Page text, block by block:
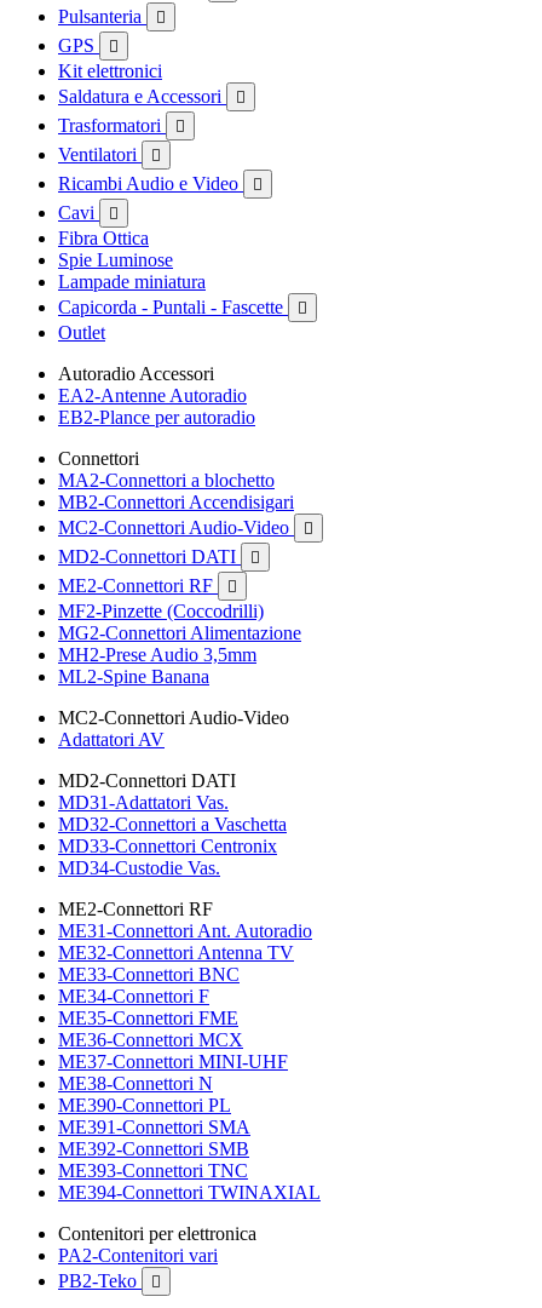
Pulsanteria 
GPS 
Kit elettronici
Saldatura e Accessori

Trasformatori 
Ventilatori 
Ricambi Audio e Video 
Cavi 
Fibra Ottica
Spie Luminose
Lampade miniatura
Capicorda - Puntali - Fascette

Outlet
Autoradio Accessori
EA2-Antenne Autoradio
EB2-Plance per autoradio
Connettori
MA2-Connettori a blochetto
MB2-Connettori Accendisigari
MC2-Connettori Audio-Video

MD2-Connettori DATI 
ME2-Connettori RF 
MF2-Pinzette (Coccodrilli)
MG2-Connettori Alimentazione
MH2-Prese Audio 3,5mm
ML2-Spine Banana
MC2-Connettori Audio-Video
Adattatori AV
MD2-Connettori DATI
MD31-Adattatori Vas.
MD32-Connettori a Vaschetta
MD33-Connettori Centronix
MD34-Custodie Vas.
ME2-Connettori RF
ME31-Connettori Ant. Autoradio
ME32-Connettori Antenna TV
ME33-Connettori BNC
ME34-Connettori F
ME35-Connettori FME
ME36-Connettori MCX
ME37-Connettori MINI-UHF
ME38-Connettori N
ME390-Connettori PL
ME391-Connettori SMA
ME392-Connettori SMB
ME393-Connettori TNC
ME394-Connettori TWINAXIAL
Contenitori per elettronica
PA2-Contenitori vari
PB2-Teko
